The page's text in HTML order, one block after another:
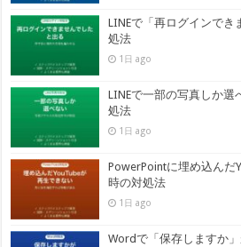
LINEで「再ログインで
処法
1日 ago
LINEで一部の写真しか
処法
1日 ago
PowerPointに埋め込んだ
時の対処法
1日 ago
Wordで「保存しますか